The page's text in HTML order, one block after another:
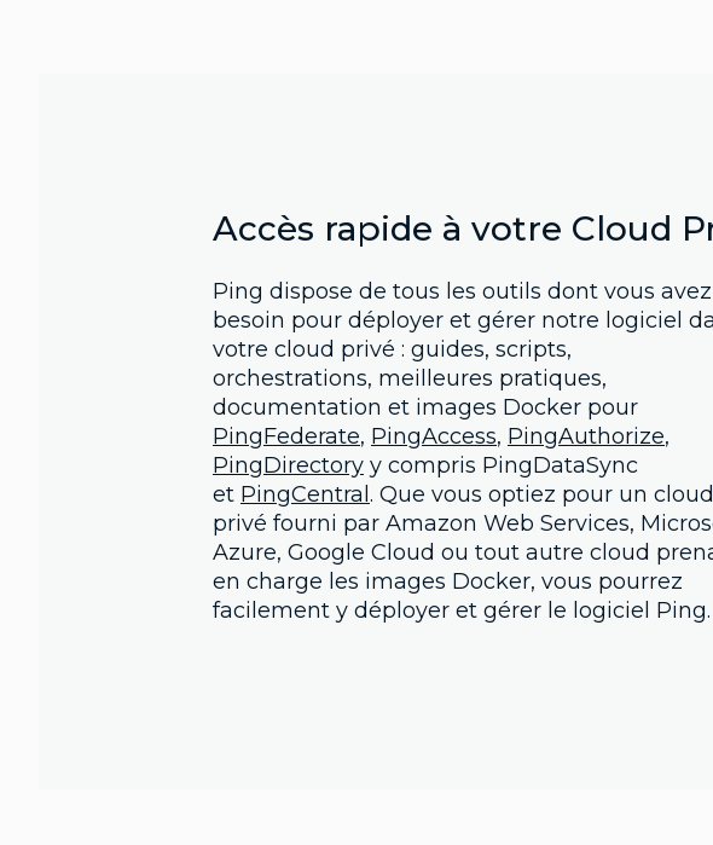
Accès rapide à votre Cloud
Ping dispose de tous les outils dont vous avez
besoin pour déployer et gérer notre logiciel
votre cloud privé : guides, scripts,
orchestrations, meilleures pratiques,
documentation et images Docker pour
PingFederate, PingAccess, PingAuthorize,
PingDirectory y compris PingDataSync
et PingCentral . Que vous optiez pour un cloud
privé fourni par Amazon Web Services,
Azure, Google Cloud ou tout autre cloud
en charge les images Docker, vous pourrez
facilement y déployer et gérer le logiciel Ping.